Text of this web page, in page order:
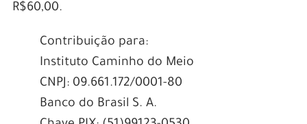
R$60,00.
Contribuição para:
Instituto Caminho do Meio
CNPJ: 09.661.172/0001-80
Banco do Brasil S. A.